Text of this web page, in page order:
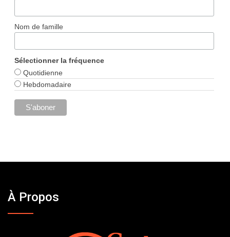
Nom de famille
Sélectionner la fréquence
Quotidienne
Hebdomadaire
À Propos